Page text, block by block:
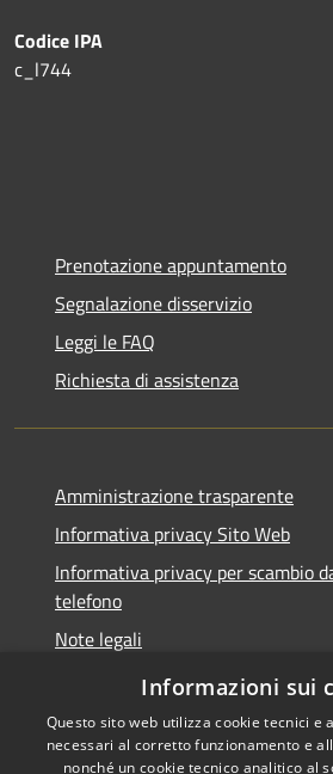
Codice IPA
c_l744
Prenotazione appuntamento
Segnalazione disservizio
Leggi le FAQ
Richiesta di assistenza
Amministrazione trasparente
Informativa privacy Sito Web
Informativa privacy per scambio
telefono
Note legali
Dichiarazione di accessibilità
Informazioni sui
Questo sito web utilizza cookie tecnici e
necessari al corretto funzionamento e
nonché un cookie tecnico analitico al